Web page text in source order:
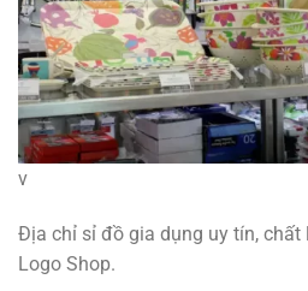
v
Địa chỉ sỉ đồ gia dụng uy tín, chất
Logo Shop.